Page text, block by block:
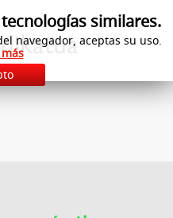
similares.
navegador, aceptas su uso.